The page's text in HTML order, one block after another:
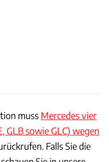
muss Mercedes vier
GLB sowie GLC) wegen
Falls Sie die